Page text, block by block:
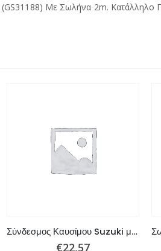
Με Σωλήνα 2m. Κατάλληλο
Σύνδεσμος Καυσίμου Suzuki με σπειρωμα 3/8″
€22,57